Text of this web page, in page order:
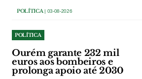
POLÍTICA| 03-08-2026
POLÍTICA
Ourém garante 232 mil
euros aos bombeiros e
prolonga apoio até 2030